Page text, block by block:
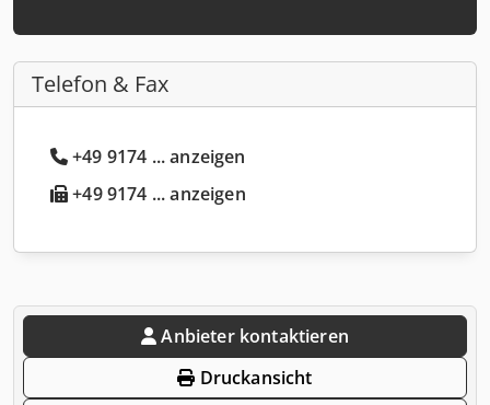
Telefon & Fax
+49 9174 ... anzeigen
+49 9174 ... anzeigen
Anbieter kontaktieren
Druckansicht